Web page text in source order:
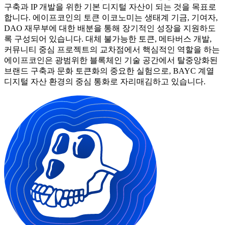
구축과 IP 개발을 위한 기본 디지털 자산이 되는 것을 목표로
합니다. 에이프코인의 토큰 이코노미는 생태계 기금, 기여자,
DAO 재무부에 대한 배분을 통해 장기적인 성장을 지원하도
록 구성되어 있습니다. 대체 불가능한 토큰, 메타버스 개발,
커뮤니티 중심 프로젝트의 교차점에서 핵심적인 역할을 하는
에이프코인은 광범위한 블록체인 기술 공간에서 탈중앙화된
브랜드 구축과 문화 토큰화의 중요한 실험으로, BAYC 계열
디지털 자산 환경의 중심 통화로 자리매김하고 있습니다.